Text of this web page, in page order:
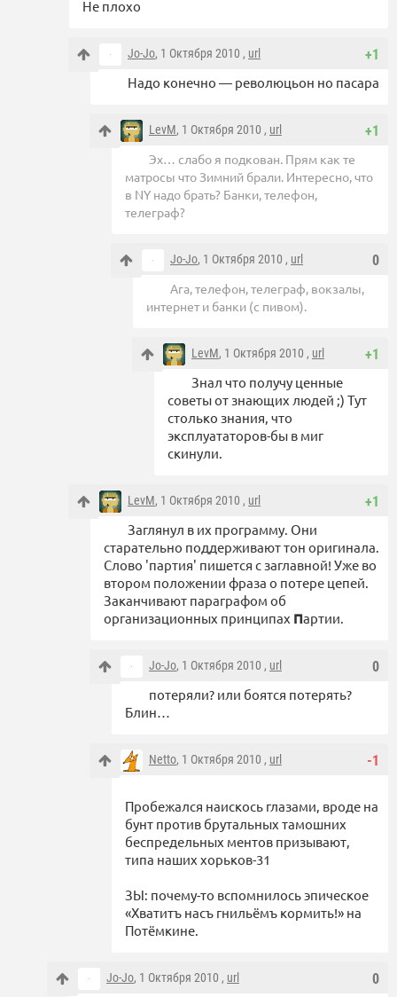
Не плохо
+1
Jo-Jo, 1 Октября 2010 , url
Надо конечно — революцьон но пасара
+1
LevM, 1 Октября 2010 , url
Эх… слабо я подкован. Прям как те
матросы что Зимний брали. Интересно, что
в NY надо брать? Банки, телефон,
телеграф?
0
Jo-Jo, 1 Октября 2010 , url
Ага, телефон, телеграф, вокзалы,
интернет и банки (с пивом).
+1
LevM, 1 Октября 2010 , url
Знал что получу ценные
советы от знающих людей ;) Тут
столько знания, что
эксплуататоров-бы в миг
скинули.
+1
LevM, 1 Октября 2010 , url
Заглянул в их программу. Они
старательно поддерживают тон оригинала.
Слово 'партия' пишется с заглавной! Уже во
втором положении фраза о потере цепей.
Заканчивают параграфом об
организационных принципах Партии.
0
Jo-Jo, 1 Октября 2010 , url
потеряли? или боятся потерять?
Блин…
-1
Netto, 1 Октября 2010 , url
Пробежался наискось глазами, вроде на
бунт против брутальных тамошних
беспредельных ментов призывают,
типа наших хорьков-31
ЗЫ: почему-то вспомнилось эпическое
«Хватитъ насъ гнильёмъ кормить!» на
Потёмкине.
0
Jo-Jo, 1 Октября 2010 , url